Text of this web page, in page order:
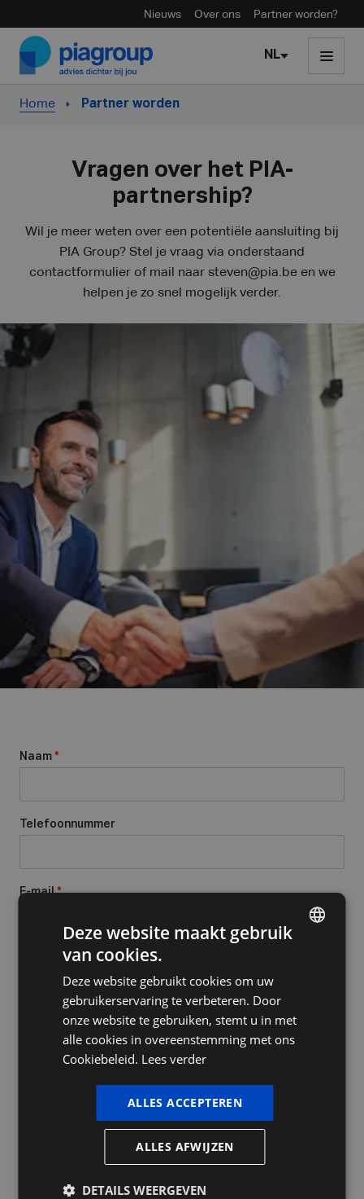
Nieuws Over ons Partner worden?
Skip to content
NL
Home Partner worden
Vragen over het PIA-
partnership?
Wil je meer weten over een potentiële aansluiting bij
PIA Group? Stel je vraag via onderstaand
contactformulier of mail naar steven@pia.been we
helpen je zo snel mogelijk verder.
Naam *
Telefoonnummer
E-mail*
Onderwerp*
*
Deze website maakt gebruik
van cookies.
Deze website gebruikt cookies om uw
gebruikerservaring te verbeteren. Door
onze website te gebruiken, stemt u in met
alle cookies in overeenstemming met ons
Cookiebeleid. Lees verder
ALLES ACCEPTEREN
ALLES AFWIJZEN
DETAILS WEERGEVEN